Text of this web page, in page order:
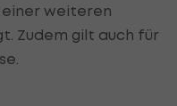
weiteren
Zudem gilt auch für